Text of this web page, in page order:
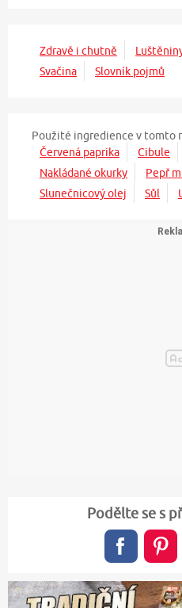
Zdravě i chutně
Svačina
Slovník pojmů
Použité ingredience v tomto
Červená paprika
Cibule
Nakládané okurky
Pepř
Slunečnicový olej
Sůl
Podělte se s